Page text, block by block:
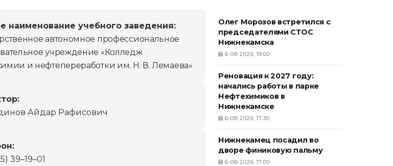
наименование учебного заведения:
автономное профессиональное
учреждение «Колледж
и нефтепереработки им. Н. В. Лемаева»
Айдар Рафисович
39–19–01
Олег Морозов встретился с
председателями СТОС
Нижнекамска
6-08-2026, 18:00
Реновация к 2027 году:
начались работы в парке
Нефтехимиков в
Нижнекамске
6-08-2026, 17:30
Нижнекамец посадил во
дворе финиковую пальму
6-08-2026, 17:00